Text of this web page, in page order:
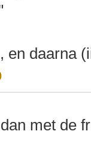
en daarna
met de